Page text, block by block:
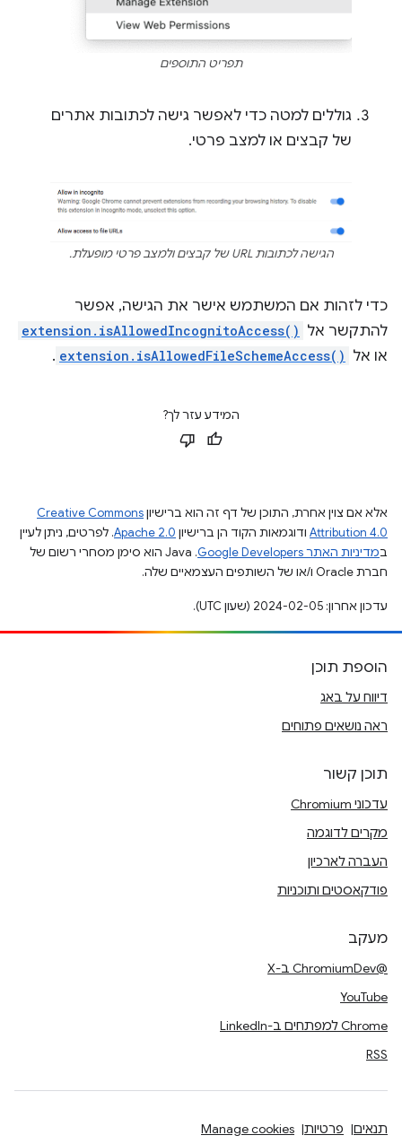
תפריט התוספים
גוללים למטה כדי לאפשר גישה לכתובות אתרים
של קבצים או למצב פרטי.
הגישה לכתובות URL של קבצים ולמצב פרטי מופעלת.
כדי לזהות אם המשתמש אישר את הגישה, אפשר
להתקשר אל extension.isAllowedIncognitoAccess()
או אל extension.isAllowedFileSchemeAccess()
.
המידע עזר לך?
אלא אם צוין אחרת, התוכן של דף זה הוא ברישיוןCreative Commons
Attribution 4.0 ודוגמאות הקוד הן ברישיון Apache 2.0. לפרטים, ניתן לעיין
במדיניות האתר Google Developers‏
.‏ Java הוא סימן מסחרי רשום של
חברת Oracle ו/או של השותפים העצמאיים שלה.
עדכון אחרון: 2024-02-05 (שעון UTC).
הוספת תוכן
דיווח על באג
ראה נושאים פתוחים
תוכן קשור
עדכוני Chromium
מקרים לדוגמה
העברה לארכיון
פודקאסטים ותוכניות
מעקב
@ChromiumDev ב-X
YouTube
Chrome למפתחים ב-LinkedIn
RSS
תנאים פרטיות Manage cookies